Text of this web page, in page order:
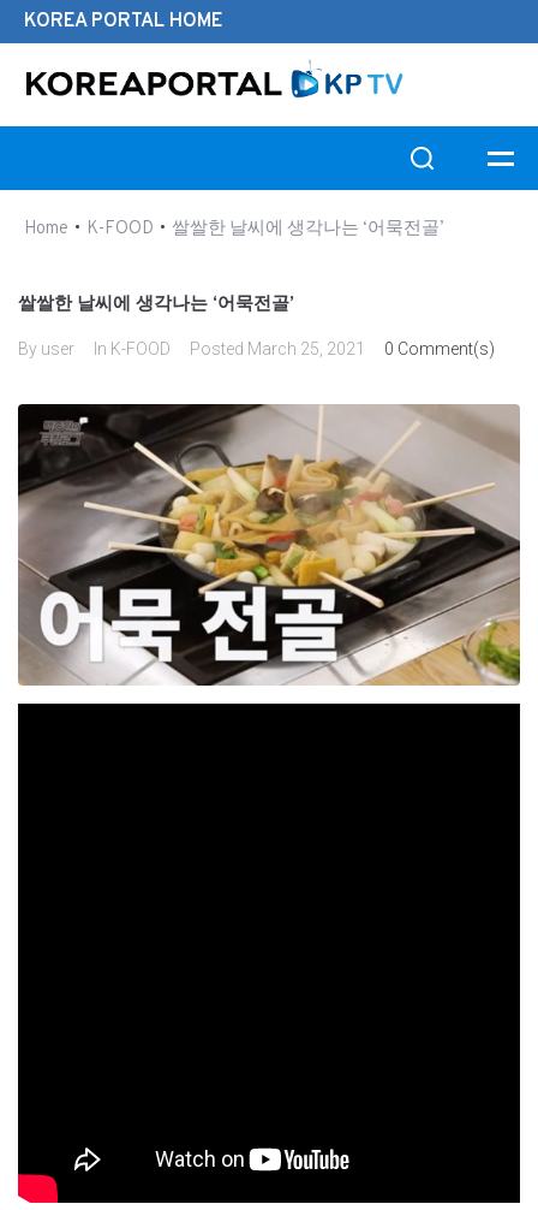
KOREA PORTAL HOME
Home • K-FOOD • 쌀쌀한 날씨에 생각나는 ‘어묵전골’
쌀쌀한 날씨에 생각나는 ‘어묵전골’
By user In K-FOOD Posted March 25, 2021 0 Comment(s)